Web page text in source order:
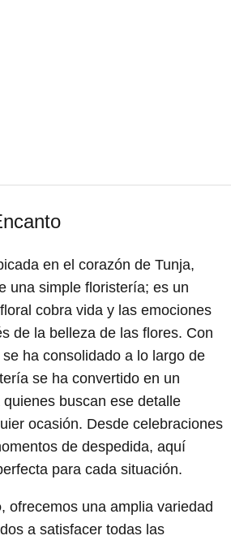
en el corazón de Tunja,
una simple floristería; es un
cobra vida y las emociones
de la belleza de las flores. Con
ha consolidado a lo largo de
se ha convertido en un
buscan ese detalle
ocasión. Desde celebraciones
de despedida, aquí
para cada situación.
, ofrecemos una amplia variedad
a satisfacer todas las